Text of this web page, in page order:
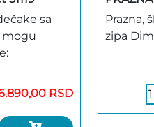
sa
mogu
RSD
Prazna,
zipa